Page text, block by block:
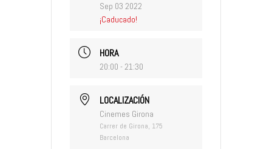
Sep 03 2022
¡Caducado!
HORA
20:00 - 21:30
LOCALIZACIÓN
Cinemes Girona
Carrer de Girona, 175
Barcelona